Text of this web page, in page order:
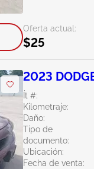
Oferta actual:
$25
2023
Ít #:
Kilometraje:
Daño:
Tipo de
documento:
Ubicación:
Fecha de venta: